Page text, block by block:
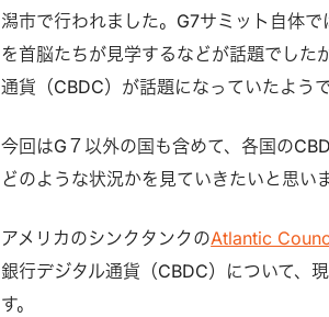
潟市で行われました。G7サミット自体
を首脳たちが見学するなどが話題でした
通貨（CBDC）が話題になっていたようで
今回はG７以外の国も含めて、各国の
どのような状況かを見ていきたいと思いま
アメリカのシンクタンクのAtlantic
銀行デジタル通貨（CBDC）について、
す。